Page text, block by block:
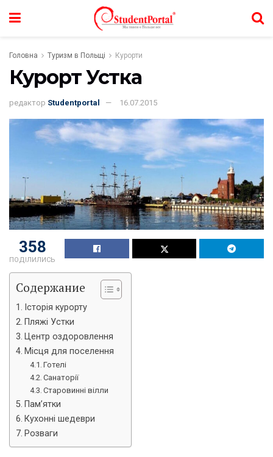
Головна Туризм в Польщі Курорти
Курорт Устка
редактор Studentportal 16.07.2015
358
ПОДІЛИЛИСЬ
Содержание
Історія курорту
Пляжі Устки
Центр оздоровлення
Місця для поселення
Готелі
Санаторії
Старовинні вілли
Пам’ятки
Кухонні шедеври
Розваги